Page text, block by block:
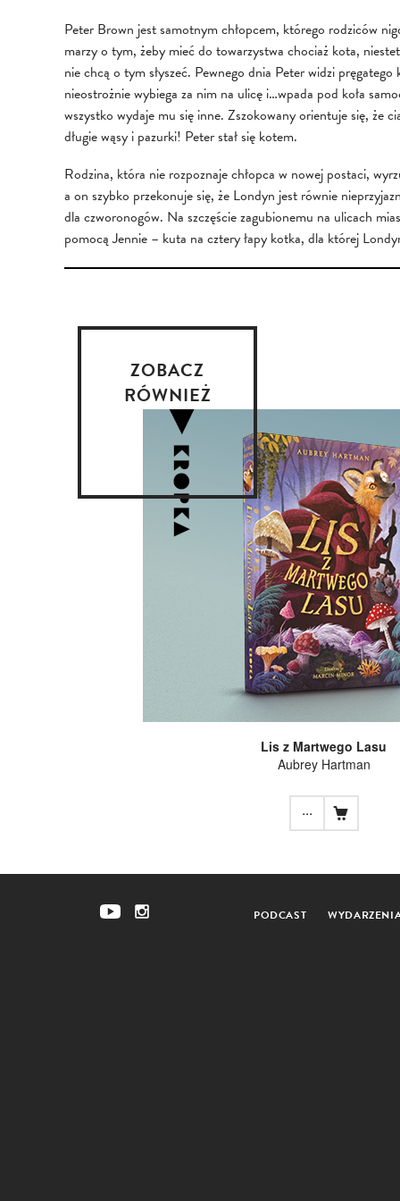
Peter Brown jest samotnym chłopcem, którego rodziców
marzy o tym, żeby mieć do towarzystwa chociaż kota,
nie chcą o tym słyszeć. Pewnego dnia Peter widzi
nieostrożnie wybiega za nim na ulicę i…wpada pod koła
wszystko wydaje mu się inne. Zszokowany orientuje się, że
długie wąsy i pazurki! Peter stał się kotem.
Rodzina, która nie rozpoznaje chłopca w nowej postaci,
a on szybko przekonuje się, że Londyn jest równie
dla czworonogów. Na szczęście zagubionemu na ulicach
pomocą Jennie – kuta na cztery łapy kotka, dla której
ZOBACZ
RÓWNIEŻ
Lis z Martwego Lasu
Aubrey Hartman
...
PODCAST